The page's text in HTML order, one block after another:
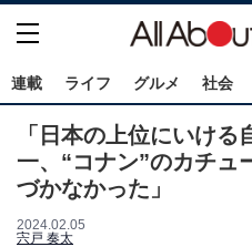
連載 ライフ グルメ 社会
「日本の上位にいけ
一、“コナン”のカチュ
づかなかった」
2024.02.05
宍戸 奏太